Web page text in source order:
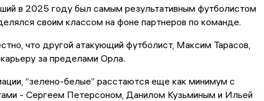
в 2025 году был самым результативным футболистом
своим классом на фоне партнеров по команде.
что другой атакующий футболист, Максим Тарасов,
за пределами Орла.
“зелено-белые” расстаются еще как минимум с
- Сергеем Петерсоном, Данилом Кузьминым и Ильей